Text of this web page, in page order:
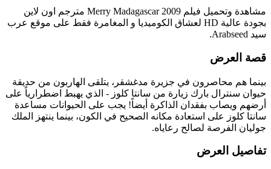
مشاهدة وتحميل فيلم Merry Madagascar 2009 مترجم اون لاين
بجودة عالية HD لعشاق الكوميديا و المغامرة فقط على موقع عرب
سيد Arabseed.
قصة العرض
بينما هم محاصرون في جزيرة مدغشقر، يتلقى الهاربون من حديقة
حيوان سنترال بارك زيارة من سانتا كلوز - الذي يهبط اضطرارياً على
أرضهم ويصاب بفقدان الذاكرة أيضاً! يجب على الحيوانات مساعدة
سانتا كلوز على استعادة مكانه الصحيح في الكون، بينما ينتهز الملك
جوليان الفرصة لصالح رعاياه.
تفاصيل العرض